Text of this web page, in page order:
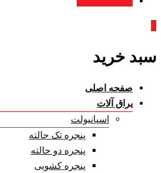
سبد خرید
صفحه اصلی
یراق آلات
اسپانیولت
پنجره تک حالته
پنجره دو حالته
پنجره کشویی